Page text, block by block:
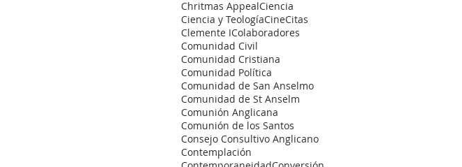
Chritmas AppealCiencia
Ciencia y TeologíaCineCitas
Clemente IColaboradores
Comunidad Civil
Comunidad Cristiana
Comunidad Política
Comunidad de San Anselmo
Comunidad de St Anselm
Comunión Anglicana
Comunión de los Santos
Consejo Consultivo Anglicano
Contemplación